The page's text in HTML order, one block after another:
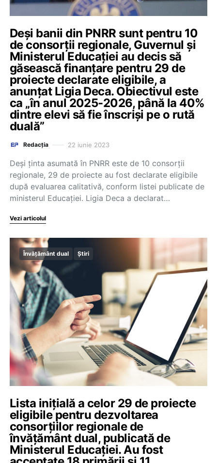
Deși banii din PNRR sunt pentru 10
de consorții regionale, Guvernul și
Ministerul Educației au decis să
găsească finanțare pentru 29 de
proiecte declarate eligibile, a
anunțat Ligia Deca. Obiectivul este
ca „în anul 2025-2026, până la 40%
dintre elevi să fie înscriși pe o rută
duală”
Redacția 22 iunie 2023
Deși ținta asumată în PNRR este de 10 consorții
regionale, 29 de proiecte au fost declarate eligibile
după evaluarea calitativă, conform listei publicate de
ministerul Educației. Ligia Deca a declarat…
Vezi articolul
Învățământ dual Știri
Lista inițială a celor 29 de proiecte
eligibile pentru dezvoltarea
consorțiilor regionale de
învățământ dual, publicată de
Ministerul Educației. Au fost